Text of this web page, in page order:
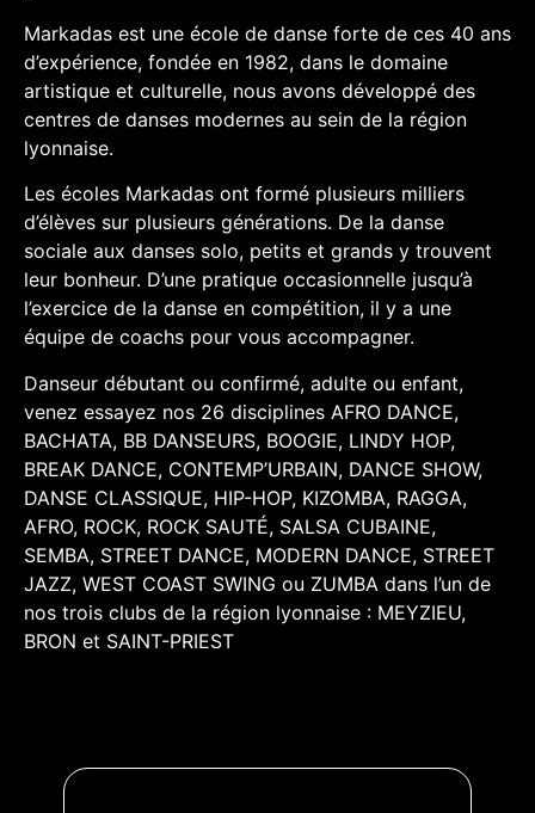
Markadas est une école de danse forte de ces 40 ans
d’expérience, fondée en 1982, dans le domaine
artistique et culturelle, nous avons développé des
centres de danses modernes au sein de la région
lyonnaise.
Les écoles Markadas ont formé plusieurs milliers
d’élèves sur plusieurs générations. De la danse
sociale aux danses solo, petits et grands y trouvent
leur bonheur. D’une pratique occasionnelle jusqu’à
l’exercice de la danse en compétition, il y a une
équipe de coachs pour vous accompagner.
Danseur débutant ou confirmé, adulte ou enfant,
venez essayez nos 26 disciplines AFRO DANCE,
BACHATA, BB DANSEURS, BOOGIE, LINDY HOP,
BREAK DANCE, CONTEMP’URBAIN, DANCE SHOW,
DANSE CLASSIQUE, HIP-HOP, KIZOMBA, RAGGA,
AFRO, ROCK, ROCK SAUTÉ, SALSA CUBAINE,
SEMBA, STREET DANCE, MODERN DANCE, STREET
JAZZ, WEST COAST SWING ou ZUMBA dans l’un de
nos trois clubs de la région lyonnaise : MEYZIEU,
BRON et SAINT-PRIEST